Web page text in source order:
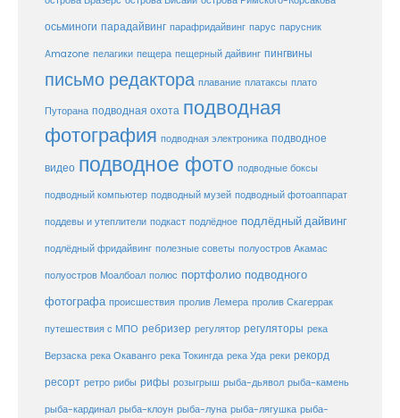
осьминоги парадайвинг парафридайвинг парус парусник
Amazone пелагики пещера пещерный дайвинг пингвины
письмо редактора плавание платаксы плато
Путорана подводная охота подводная
фотография подводная электроника подводное
видео подводное фото подводные боксы
подводный компьютер подводный музей подводный фотоаппарат
поддевы и утеплители подкаст подлёдное подлёдный дайвинг
подлёдный фридайвинг полезные советы полуостров Акамас
полуостров Моалбоал полюс портфолио подводного
фотографа происшествия пролив Лемера пролив Скагеррак
путешествия с МПО ребризер регулятор регуляторы река
Верзаска река Окаванго река Токингда река Уда реки рекорд
ресорт ретро рибы рифы розыгрыш рыба-дьявол рыба-камень
рыба-кардинал рыба-клоун рыба-луна рыба-лягушка рыба-